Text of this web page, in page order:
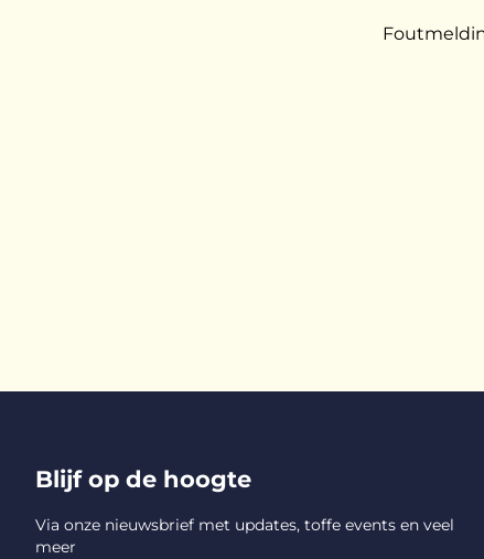
Blijf op de hoogte
Via onze nieuwsbrief met updates, toffe events en veel
meer